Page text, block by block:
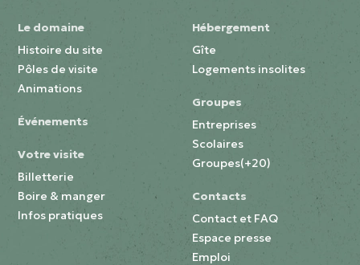
Le domaine
Histoire du site
Pôles de visite
Animations
Événements
Votre visite
Billetterie
Boire & manger
Infos pratiques
Hébergement
Gîte
Logements insolites
Groupes
Entreprises
Scolaires
Groupes(+20)
Contacts
Contact et FAQ
Espace presse
Emploi